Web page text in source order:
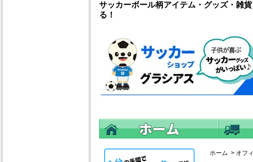
サッカーボール柄アイテム・グッズ・雑
る！
ホーム > オフ